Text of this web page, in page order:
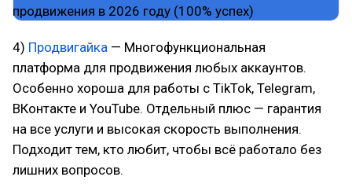
4) Продвигайка — Многофункциональная
платформа для продвижения любых аккаунтов.
Особенно хороша для работы с TikTok, Telegram,
ВКонтакте и YouTube. Отдельный плюс — гарантия
на все услуги и высокая скорость выполнения.
Подходит тем, кто любит, чтобы всё работало без
лишних вопросов.